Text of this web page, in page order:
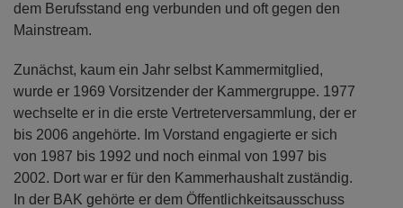
dem Berufsstand eng verbunden und oft gegen den
Mainstream.
Zunächst, kaum ein Jahr selbst Kammermitglied,
wurde er 1969 Vorsitzender der Kammergruppe. 1977
wechselte er in die erste Vertreterversammlung, der er
bis 2006 angehörte. Im Vorstand engagierte er sich
von 1987 bis 1992 und noch einmal von 1997 bis
2002. Dort war er für den Kammerhaushalt zuständig.
In der BAK gehörte er dem Öffentlichkeitsausschuss